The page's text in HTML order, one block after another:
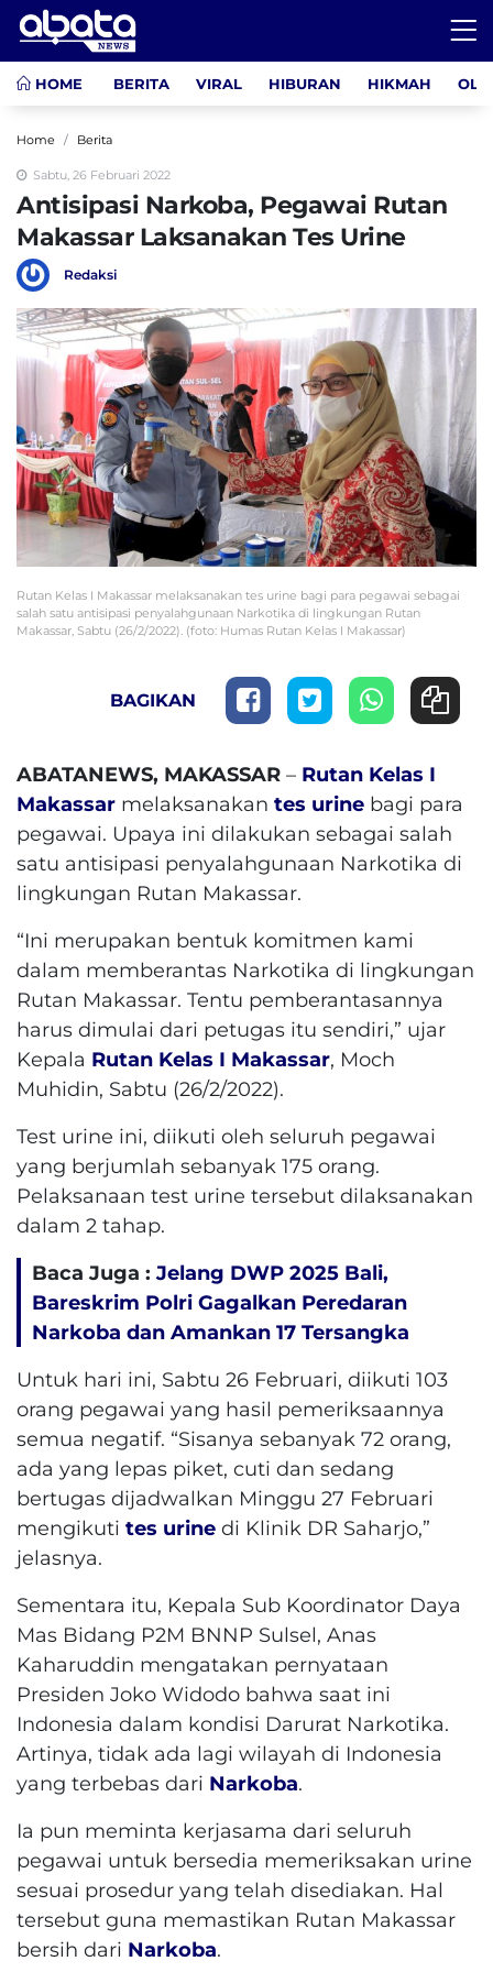
HOME BERITA VIRAL HIBURAN HIKMAH
Home Berita
Sabtu, 26 Februari 2022
Antisipasi Narkoba, Pegawai Rutan
Makassar Laksanakan Tes Urine
Redaksi
Rutan Kelas I Makassar melaksanakan tes urine bagi para pegawai sebagai
salah satu antisipasi penyalahgunaan Narkotika di lingkungan Rutan
Makassar, Sabtu (26/2/2022). (foto: Humas Rutan Kelas I Makassar)
BAGIKAN
ABATANEWS, MAKASSAR – Rutan Kelas I
Makassar melaksanakan tes urine bagi para
pegawai. Upaya ini dilakukan sebagai salah
satu antisipasi penyalahgunaan Narkotika di
lingkungan Rutan Makassar.
“Ini merupakan bentuk komitmen kami
dalam memberantas Narkotika di lingkungan
Rutan Makassar. Tentu pemberantasannya
harus dimulai dari petugas itu sendiri,” ujar
Kepala Rutan Kelas I Makassar, Moch
Muhidin, Sabtu (26/2/2022).
Test urine ini, diikuti oleh seluruh pegawai
yang berjumlah sebanyak 175 orang.
Pelaksanaan test urine tersebut dilaksanakan
dalam 2 tahap.
Baca Juga : Jelang DWP 2025 Bali,
Bareskrim Polri Gagalkan Peredaran
Narkoba dan Amankan 17 Tersangka
Untuk hari ini, Sabtu 26 Februari, diikuti 103
orang pegawai yang hasil pemeriksaannya
semua negatif. “Sisanya sebanyak 72 orang,
ada yang lepas piket, cuti dan sedang
bertugas dijadwalkan Minggu 27 Februari
mengikuti tes urine di Klinik DR Saharjo,”
jelasnya.
Sementara itu, Kepala Sub Koordinator Daya
Mas Bidang P2M BNNP Sulsel, Anas
Kaharuddin mengatakan pernyataan
Presiden Joko Widodo bahwa saat ini
Indonesia dalam kondisi Darurat Narkotika.
Artinya, tidak ada lagi wilayah di Indonesia
yang terbebas dari Narkoba.
Ia pun meminta kerjasama dari seluruh
pegawai untuk bersedia memeriksakan urine
sesuai prosedur yang telah disediakan. Hal
tersebut guna memastikan Rutan Makassar
bersih dari Narkoba.